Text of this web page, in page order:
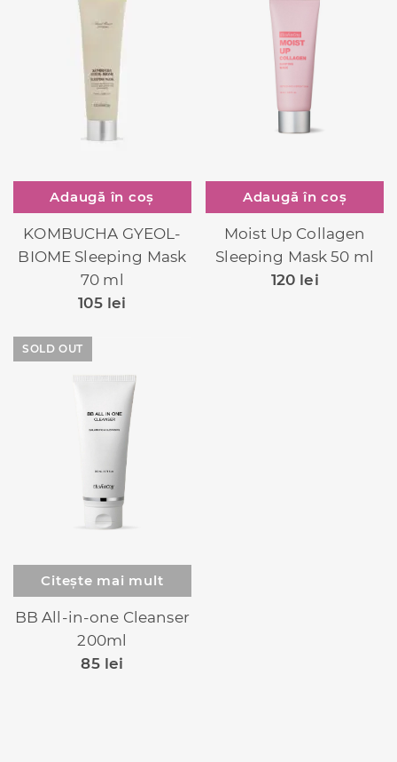
Adaugă în coș
KOMBUCHA GYEOL-
BIOME Sleeping Mask
70 ml
105 lei
Adaugă în coș
Moist Up Collagen
Sleeping Mask 50 ml
120 lei
SOLD OUT
Citește mai mult
BB All-in-one Cleanser
200ml
85 lei